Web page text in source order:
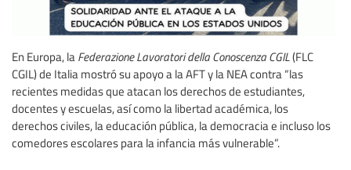
En Europa, la Federazione Lavoratori della Conoscenza CGIL (FLC
CGIL) de Italia mostró su apoyo a la AFT y la NEA contra “las
recientes medidas que atacan los derechos de estudiantes,
docentes y escuelas, así como la libertad académica, los
derechos civiles, la educación pública, la democracia e incluso los
comedores escolares para la infancia más vulnerable”.